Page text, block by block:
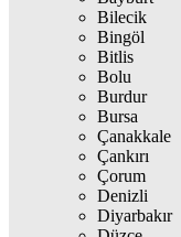
Bilecik
Bingöl
Bitlis
Bolu
Burdur
Bursa
Çanakkale
Çankırı
Çorum
Denizli
Diyarbakır